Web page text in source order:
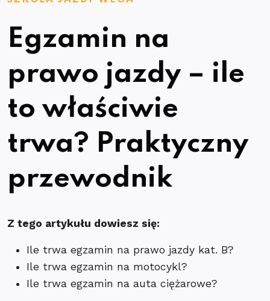
Egzamin na
prawo jazdy – ile
to właściwie
trwa? Praktyczny
przewodnik
Z tego artykułu dowiesz się:
Ile trwa egzamin na prawo jazdy kat. B?
Ile trwa egzamin na motocykl?
Ile trwa egzamin na auta ciężarowe?